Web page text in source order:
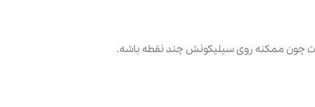
ممکنه روی سیلیکونش چند نقطه باشه.